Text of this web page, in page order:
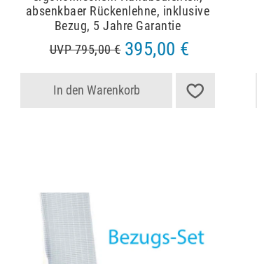
absenkbaer Rückenlehne, inklusive
Bezug, 5 Jahre Garantie
UVP 795,00 € 395,00 €
In den Warenkorb